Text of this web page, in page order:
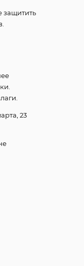
защитить
23